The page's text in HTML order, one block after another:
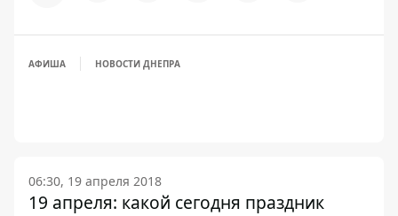
АФИША НОВОСТИ ДНЕПРА
06:30, 19 апреля 2018
19 апреля: какой сегодня праздник